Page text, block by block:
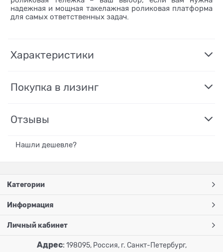
надежная и мощная такелажная роликовая платформа
для самых ответственных задач.
Характеристики
Покупка в лизинг
Отзывы
Нашли дешевле?
Категории
Информация
Личный кабинет
Адрес: 198095, Россия, г. Санкт-Петербург,